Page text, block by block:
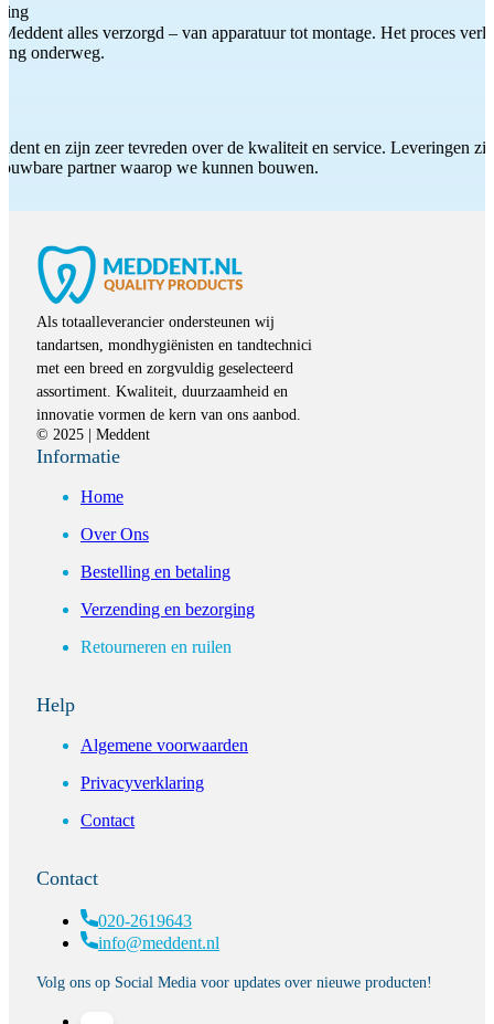
alles verzorgd – van apparatuur tot montage. Het proces
onderweg.
en zijn zeer tevreden over de kwaliteit en service. Leveringen
partner waarop we kunnen bouwen.
Als totaalleverancier ondersteunen wij
tandartsen, mondhygiënisten en tandtechnici
met een breed en zorgvuldig geselecteerd
assortiment. Kwaliteit, duurzaamheid en
innovatie vormen de kern van ons aanbod.
© 2025 | Meddent
Informatie
Home
Over Ons
Bestelling en betaling
Verzending en bezorging
Retourneren en ruilen
Help
Algemene voorwaarden
Privacyverklaring
Contact
Contact
020-2619643
info@meddent.nl
Volg ons op Social Media voor updates over nieuwe producten!